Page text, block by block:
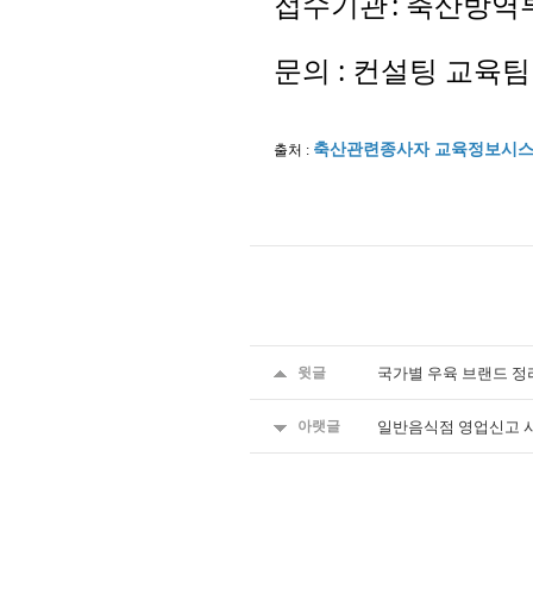
문의 : 컨설팅 교육팀
출처 : 축산관련종사자 교육정보시
윗글 국가별 우육 브랜드 정
아랫글 일반음식점 영업신고